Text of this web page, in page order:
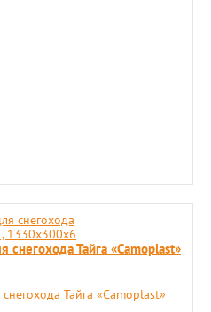
снегохода Тайга «Camoplast»
Тайга «Camoplast»